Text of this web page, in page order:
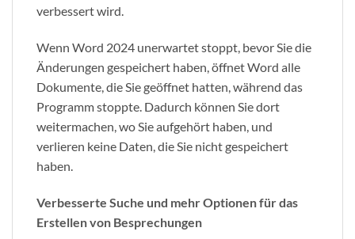
verbessert wird.
Wenn Word 2024 unerwartet stoppt, bevor Sie die
Änderungen gespeichert haben, öffnet Word alle
Dokumente, die Sie geöffnet hatten, während das
Programm stoppte. Dadurch können Sie dort
weitermachen, wo Sie aufgehört haben, und
verlieren keine Daten, die Sie nicht gespeichert
haben.
Verbesserte Suche und mehr Optionen für das
Erstellen von Besprechungen